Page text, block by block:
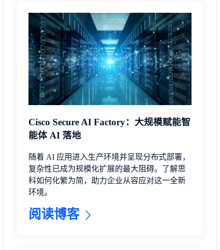
Cisco Secure AI Factory：大规模赋能智
能体 AI 落地
随着 AI 应用进入生产环境并呈现分布式部署，
复杂性已成为规模化扩展的最大阻碍。了解思
科如何化繁为简，助力企业从容应对这一全新
环境。
阅读博客